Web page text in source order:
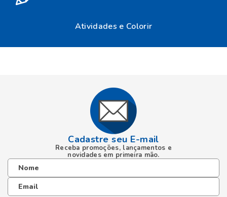
Cadastre seu E-mail
Receba promoções, lançamentos e
novidades em primeira mão.